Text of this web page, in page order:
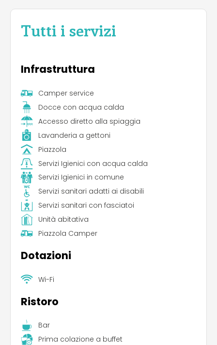
Tutti i servizi
Infrastruttura
Camper service
Docce con acqua calda
Accesso diretto alla spiaggia
Lavanderia a gettoni
Piazzola
Servizi Igienici con acqua calda
Servizi Igienici in comune
Servizi sanitari adatti ai disabili
Servizi sanitari con fasciatoi
Unità abitativa
Piazzola Camper
Dotazioni
Wi-Fi
Ristoro
Bar
Prima colazione a buffet